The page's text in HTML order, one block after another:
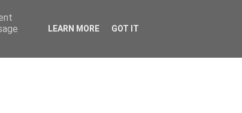
LEARN MORE GOT IT